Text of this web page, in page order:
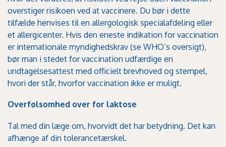
overstiger risikoen ved at vaccinere. Du bør i dette
tilfælde henvises til en allergologisk specialafdeling eller
et allergicenter. Hvis den eneste indikation for vaccination
er internationale myndighedskrav (se WHO’s oversigt),
bør man i stedet for vaccination udfærdige en
undtagelsesattest med officielt brevhoved og stempel,
hvori der står, hvorfor vaccination ikke er muligt.
Overfølsomhed over for laktose
Tal med din læge om, hvorvidt det har betydning. Det kan
afhænge af din tolerancetærskel.